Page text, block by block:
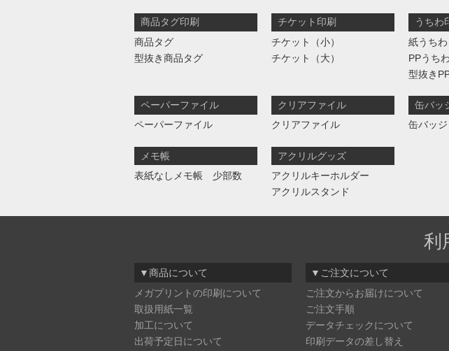
商品タグ印刷
商品タグ
型抜き商品タグ
チケット印刷
チケット（小）
チケット（大）
うちわ
紙うちわ
PPうちわ
型抜き
ペーパーファイル
ペーパーファイル
クリアファイル
クリアファイル
缶バッ
缶バッジ
メモ帳
表紙なしメモ帳 少部数
アクリルグッズ
アクリルキーホルダー
アクリルスタンド
利
▼商品について
メガプリントの印刷について
取扱用紙一覧
加工について
出荷予定日について
▼ご注文について
ご注文からお届けについて
ご注文手順
データチェックについて
印刷データの差し替え